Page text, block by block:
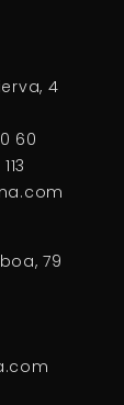
4
60
79